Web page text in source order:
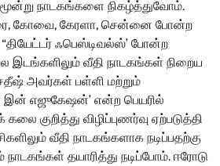
நாடகங்களை நிகழ்த்துவோம்.
கோவை, கேரளா, சென்னை போன்ற
ஃபெஸ்டிவல்ஸ்’ போன்ற
பல இடங்களிலும் வீதி நாடகங்கள் நிறைய
அவர்கள் பள்ளி மற்றும்
இன் எஜுகேஷன்’ என்ற பெயரில்
குறித்து விழிப்புணர்வு ஏற்படுத்தி
வீதி நாடகங்களாக நடிப்பதற்கு
தயாரித்து நடிப்போம். ஈரோடு